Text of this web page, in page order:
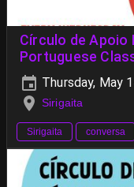
Círculo de
Portuguese
Thursday, May
Sirigaita
Sirigaita conversa